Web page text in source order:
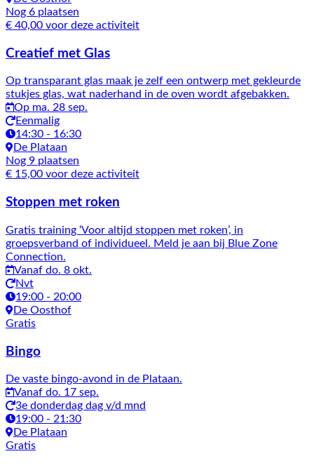
Nog 6 plaatsen
€ 40,00 voor deze activiteit
Creatief met Glas
Op transparant glas maak je zelf een ontwerp met gekleurde
stukjes glas, wat naderhand in de oven wordt afgebakken.
Op ma. 28 sep.
Eenmalig
14:30 - 16:30
De Plataan
Nog 9 plaatsen
€ 15,00 voor deze activiteit
Stoppen met roken
Gratis training ‘Voor altijd stoppen met roken’, in
groepsverband of individueel. Meld je aan bij Blue Zone
Connection.
Vanaf do. 8 okt.
Nvt
19:00 - 20:00
De Oosthof
Gratis
Bingo
De vaste bingo-avond in de Plataan.
Vanaf do. 17 sep.
3e donderdag dag v/d mnd
19:00 - 21:30
De Plataan
Gratis